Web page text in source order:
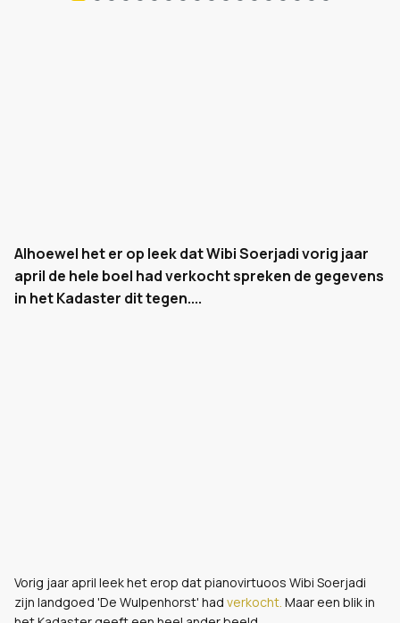
Alhoewel het er op leek dat Wibi Soerjadi vorig jaar
april de hele boel had verkocht spreken de gegevens
in het Kadaster dit tegen....
Vorig jaar april leek het erop dat pianovirtuoos Wibi Soerjadi
zijn landgoed 'De Wulpenhorst' had verkocht. Maar een blik in